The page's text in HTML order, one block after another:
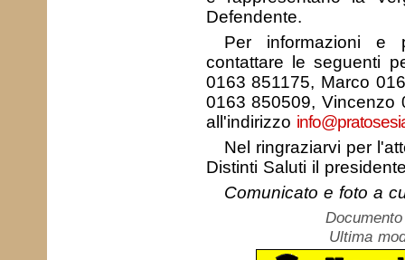
Defendente.
Per informazioni e
contattare le seguenti
0163 851175, Marco
0163 850509, Vincenzo
all'indirizzo
Nel ringraziarvi per
Distinti Saluti il
Comunicato e foto a
Ultima